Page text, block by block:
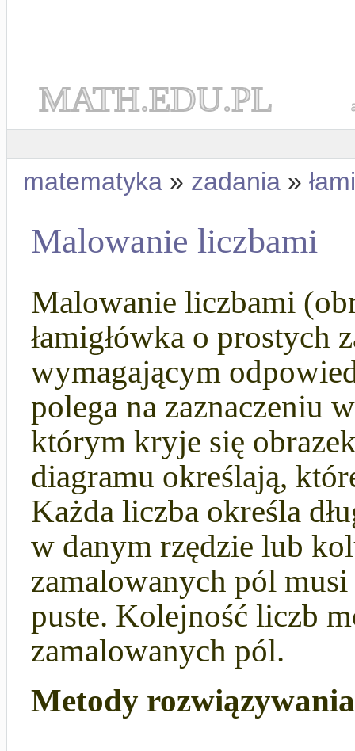
MATH.EDU.PL
matematyka » zadania »
Malowanie liczbami
Malowanie liczbami
łamigłówka o prostych
wymagającym
polega na zaznaczeniu
którym kryje się
diagramu określają,
Każda liczba określa
w danym rzędzie lub
zamalowanych pól
puste. Kolejność liczb
zamalowanych pól.
Metody rozwiązywania